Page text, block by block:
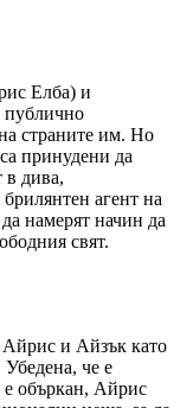
Елба) и
страните им. Но
принудени да
в дива,
агент на
намерят начин да
свят.
и Айзък като
че е
объркан, Айрис